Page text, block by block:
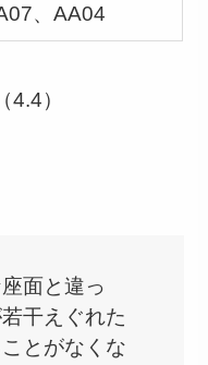
、AA04
（4.4）
面と違っ
干えぐれた
とがなくな